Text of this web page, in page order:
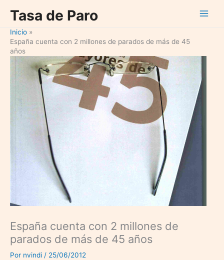
contenido
Tasa de Paro
Inicio
España cuenta con 2 millones de parados de más de 45
años
España cuenta con 2 millones de
parados de más de 45 años
Por nvindi / 25/06/2012